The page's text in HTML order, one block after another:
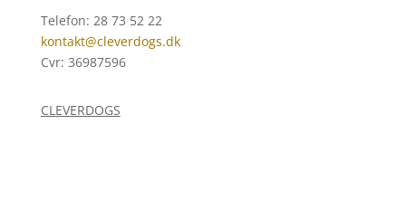
Telefon: 28 73 52 22
kontakt@cleverdogs.dk
Cvr: 36987596
CLEVERDOGS